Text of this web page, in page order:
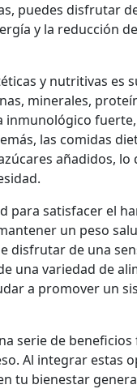
puedes disfrutar
y la reducción
y nutritivas es
minerales,
inmunológico
las comidas
añadidos, lo
para satisfacer el
un peso
disfrutar de una
una variedad de
a promover un
serie de
Al integrar estas
tu bienestar